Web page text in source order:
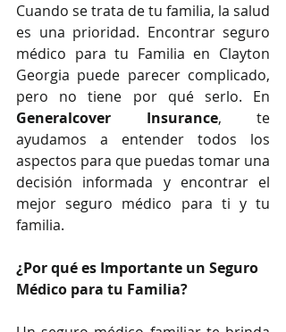
Cuando se trata de tu familia, la salud
es una prioridad. Encontrar seguro
médico para tu Familia en Clayton
Georgia puede parecer complicado,
Generalcover Insurance, te
ayudamos a entender todos los
aspectos para que puedas tomar una
decisión informada y encontrar el
mejor seguro médico para ti y tu
familia.
¿Por qué es Importante un Seguro
Médico para tu Familia?